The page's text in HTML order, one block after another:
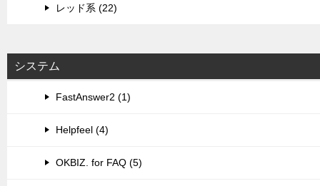
レッド系 (22)
システム
FastAnswer2 (1)
Helpfeel (4)
OKBIZ. for FAQ (5)